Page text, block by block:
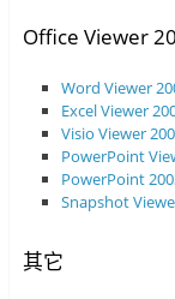
Office Viewer
Word Viewer
Excel Viewer
Visio Viewer
PowerPoint
PowerPoint
Snapshot
其它